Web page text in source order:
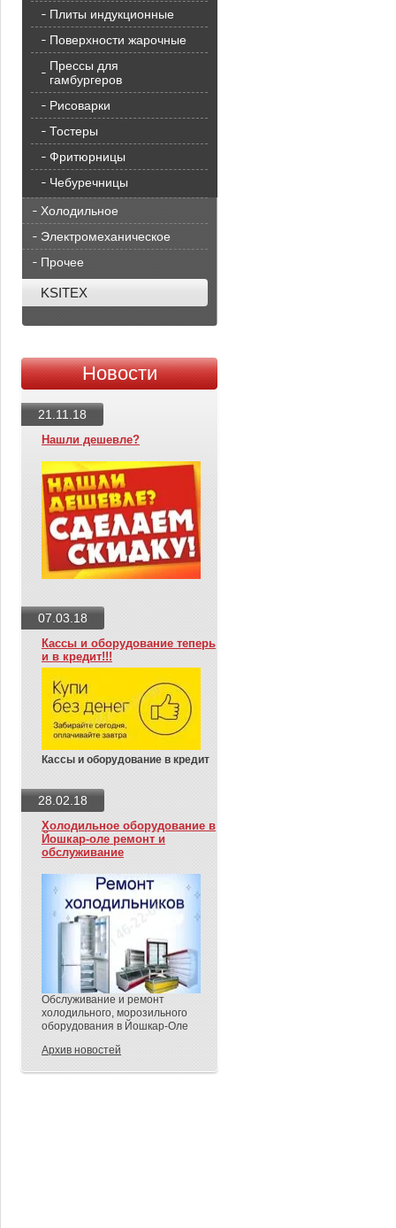
Плиты индукционные
Поверхности жарочные
Прессы для
гамбургеров
Рисоварки
Тостеры
Фритюрницы
Чебуречницы
Холодильное
Электромеханическое
Прочее
KSITEX
Новости
21.11.18
Нашли дешевле?
07.03.18
Кассы и оборудование теперь
и в кредит!!!
Кассы и оборудование в кредит
28.02.18
Холодильное оборудование в
Йошкар-оле ремонт и
обслуживание
Обслуживание и ремонт
холодильного, морозильного
оборудования в Йошкар-Оле
Архив новостей